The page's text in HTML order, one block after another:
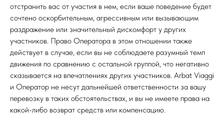
отстранить вас от участия в нем, если ваше поведение будет
сочтено оскорбительным, агрессивным или вызывающим
раздражение или значительный дискомфорт у других
участников. Право Оператора в этом отношении также
действует в случае, если вы не соблюдаете разумный темп
движения по сравнению с остальной группой, что негативно
сказывается на впечатлениях других участников. Arbat Viaggi
и Оператор не несут дальнейшей ответственности за вашу
перевозку в таких обстоятельствах, и вы не имеете права на
какой-либо возврат средств или компенсацию.